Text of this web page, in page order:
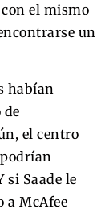
el mismo
un
habían
de
el centro
podrían
si Saade le
a McAfee